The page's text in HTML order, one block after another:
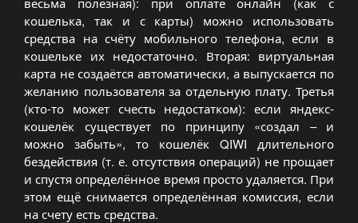
кошелька, так и с карты) можно использовать
средства на счёту мобильного телефона, если в
кошельке их недостаточно. Вторая: виртуальная
карта не создаётся автоматически, а выпускается по
желанию пользователя за отдельную плату. Третья
(кто-то может счесть недостатком): если яндекс-
кошелёк существует по принципу «создал – и
можно забыть», то кошелёк QIWI длительного
бездействия (т. е. отсутствия операций) не прощает
и спустя определённое время просто удаляется. При
этом ещё снимается определённая комиссия, если
на счету есть средства.